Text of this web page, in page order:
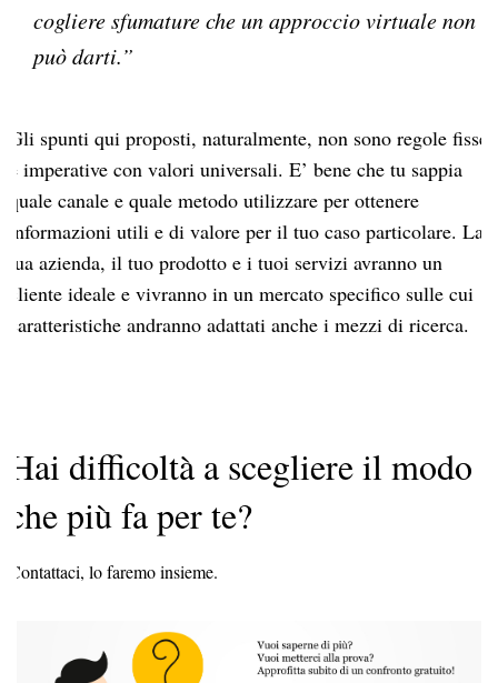
cogliere sfumature che un approccio virtuale non
può darti.”
Gli spunti qui proposti, naturalmente, non sono regole fisse
e imperative con valori universali. E’ bene che tu sappia
quale canale e quale metodo utilizzare per ottenere
informazioni utili e di valore per il tuo caso particolare. La
tua azienda, il tuo prodotto e i tuoi servizi avranno un
cliente ideale e vivranno in un mercato specifico sulle cui
caratteristiche andranno adattati anche i mezzi di ricerca.
Hai difficoltà a scegliere il modo
che più fa per te?
Contattaci, lo faremo insieme.